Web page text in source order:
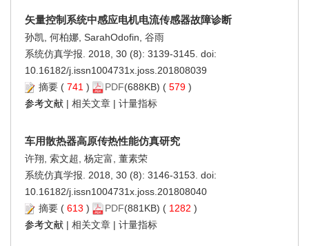
矢量控制系统中感应电机电流传感器故障诊断
孙凯, 何柏娜, SarahOdofin, 谷雨
系统仿真学报. 2018, 30 (8): 3139-3145. doi:
10.16182/j.issn1004731x.joss.201808039
摘要 ( 741 ) PDF(688KB) ( 579 )
参考文献 | 相关文章 | 计量指标
车用散热器高原传热性能仿真研究
许翔, 索文超, 杨定富, 董素荣
系统仿真学报. 2018, 30 (8): 3146-3153. doi:
10.16182/j.issn1004731x.joss.201808040
摘要 ( 613 ) PDF(881KB) ( 1282 )
参考文献 | 相关文章 | 计量指标